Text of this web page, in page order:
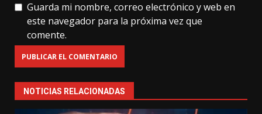
Guarda mi nombre, correo electrónico y web en
este navegador para la próxima vez que
comente.
NOTICIAS RELACIONADAS